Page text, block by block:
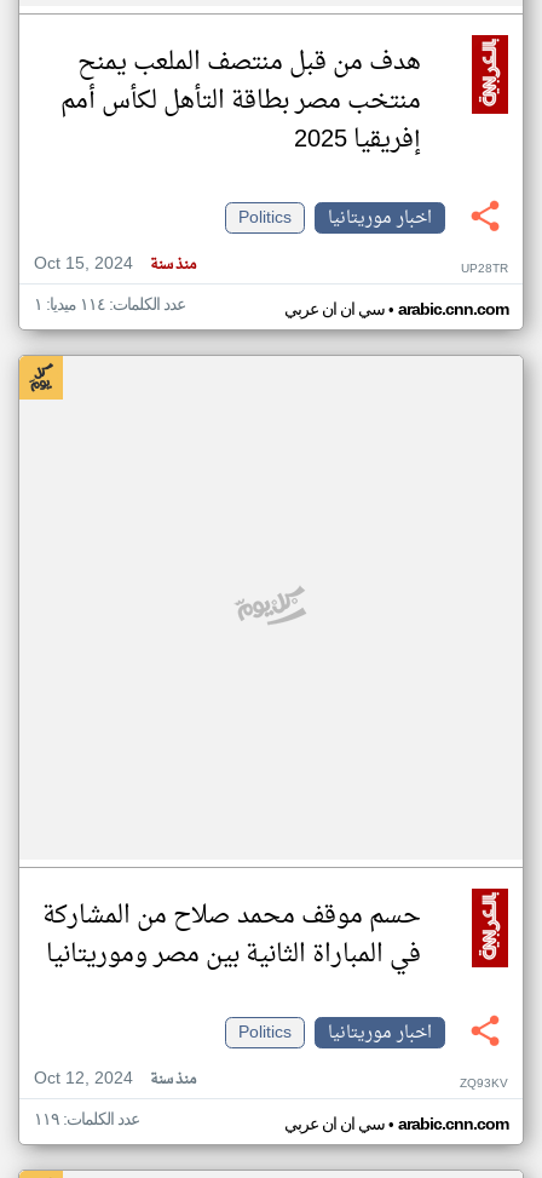
هدف من قبل منتصف الملعب يمنح
منتخب مصر بطاقة التأهل لكأس أمم
إفريقيا 2025
اخبار موريتانيا
Politics
Oct 15, 2024
منذ سنة UP28TR
سي ان ان عربي• arabic.cnn.com عدد الكلمات: ١١٤ ميديا: ١
حسم موقف محمد صلاح من المشاركة
في المباراة الثانية بين مصر وموريتانيا
اخبار موريتانيا
Politics
Oct 12, 2024
منذ سنة ZQ93KV
سي ان ان عربي• arabic.cnn.com عدد الكلمات: ١١٩